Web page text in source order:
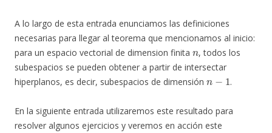
A lo largo de esta entrada enunciamos las definiciones
necesarias para llegar al teorema que mencionamos al inicio:
para un espacio vectorial de dimension finita
n
, todos los
subespacios se pueden obtener a partir de intersectar
hiperplanos, es decir, subespacios de dimensión
n−1
.
En la siguiente entrada utilizaremos este resultado para
resolver algunos ejercicios y veremos en acción este